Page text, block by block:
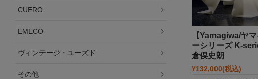
【Yamagiwa/ヤ
ーシリーズ K-
倉俣史朗
¥132,000(税込)
CUERO
EMECO
ヴィンテージ・ユーズド
その他